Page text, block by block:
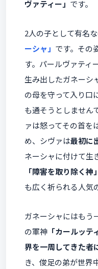
ヴァティー」 です。
2人の子として有名な
ーシャ」 です。その
す。パールヴァティ
生み出したガネーシ
の母を守って入り口
も通そうとしません
ァは怒ってその首を
め、シヴァは最初に
ネーシャに付けて生
「障害を取り除く神」
も広く祈られる人気
ガネーシャにはもう
の軍神 「カールッテ
界を一周してきた者
き、俊足の弟が世界